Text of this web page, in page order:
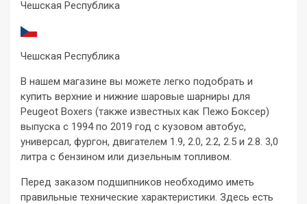
Чешская Республика
Чешская Республика
В нашем магазине вы можете легко подобрать и
купить верхние и нижние шаровые шарниры для
Peugeot Boxers (также известных как Пежо Боксер)
выпуска с 1994 по 2019 год с кузовом автобус,
универсал, фургон, двигателем 1.9, 2.0, 2.2, 2.5 и 2.8. 3,0
литра с бензином или дизельным топливом.
Перед заказом подшипников необходимо иметь
правильные технические характеристики. Здесь есть